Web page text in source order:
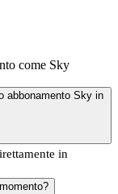
come Sky
abbonamento Sky in
in